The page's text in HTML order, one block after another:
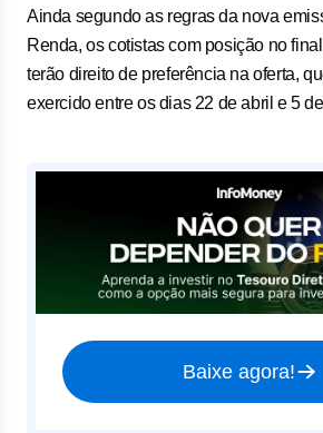
Ainda segundo as regras da nova
Renda, os cotistas com posição no
terão direito de preferência na oferta,
exercido entre os dias 22 de abril e 5
Baixe agora!